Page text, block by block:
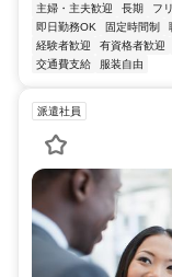
主婦・主夫歓迎 長期 フ
即日勤務OK
固定時間制
経験者歓迎
有資格者歓迎
交通費支給
服装自由
派遣社員